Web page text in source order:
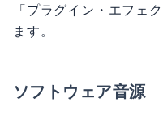
「プラグイン・エフェ
ます。
ソフトウェア音源